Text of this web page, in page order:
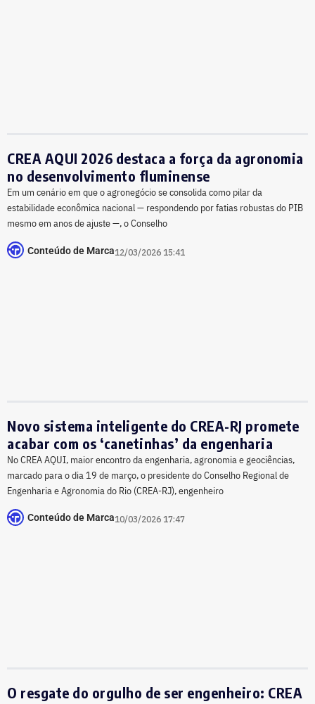
CREA AQUI 2026 destaca a força da agronomia
no desenvolvimento fluminense
​Em um cenário em que o agronegócio se consolida como pilar da
estabilidade econômica nacional — respondendo por fatias robustas do PIB
mesmo em anos de ajuste —, o Conselho
Conteúdo de Marca12/03/2026 15:41
Novo sistema inteligente do CREA-RJ promete
acabar com os ‘canetinhas’ da engenharia
No CREA AQUI, maior encontro da engenharia, agronomia e geociências,
marcado para o dia 19 de março, o presidente do Conselho Regional de
Engenharia e Agronomia do Rio (CREA-RJ), engenheiro
Conteúdo de Marca10/03/2026 17:47
​O resgate do orgulho de ser engenheiro: CREA